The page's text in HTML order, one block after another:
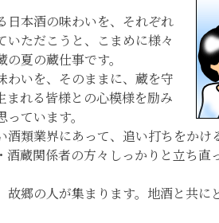
日本酒の味わいを、それぞれ
いただこうと、こまめに様々
夏の蔵仕事です。
わいを、そのままに、蔵を守
まれる皆様との心模様を励み
ています。
酒類業界にあって、追い打ちをかけ
酒蔵関係者の方々しっかりと立ち直
故郷の人が集まります。地酒と共に